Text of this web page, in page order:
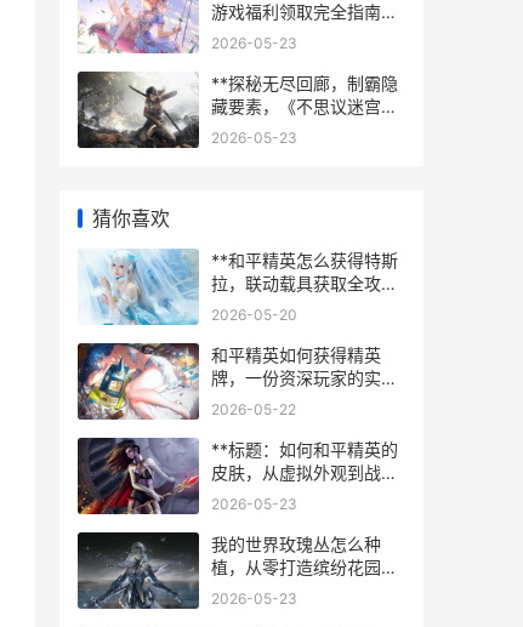
游戏福利领取完全指南副
标题，资深玩家教你轻松
2026-05-23
**探秘无尽回廊，制霸隐
藏要素，《不思议迷宫攻
略：从入门到精通的冒险
2026-05-23
猜你喜欢
**和平精英怎么获得特斯
拉，联动载具获取全攻
略，副标题，资深玩家带
用**
2026-05-20
和平精英如何获得精英
牌，一份资深玩家的实战
心得，副标题，从战术到
2026-05-22
**标题：如何和平精英的
皮肤，从虚拟外观到战术
艺术的思考，副标题：一
2026-05-23
我的世界玫瑰丛怎么种
植，从零打造缤纷花园的
奥秘
2026-05-23